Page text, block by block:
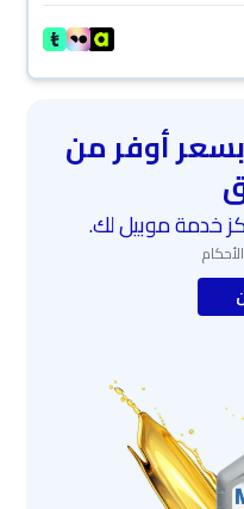
أوفر من
خدمة موبيل لك.